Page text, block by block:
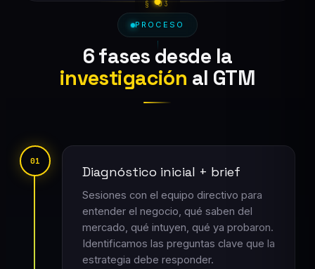
PROCESO
6 fases desde la
investigación al GTM
01
Diagnóstico inicial + brief
Sesiones con el equipo directivo para
entender el negocio, qué saben del
mercado, qué intuyen, qué ya probaron.
Identificamos las preguntas clave que la
estrategia debe responder.